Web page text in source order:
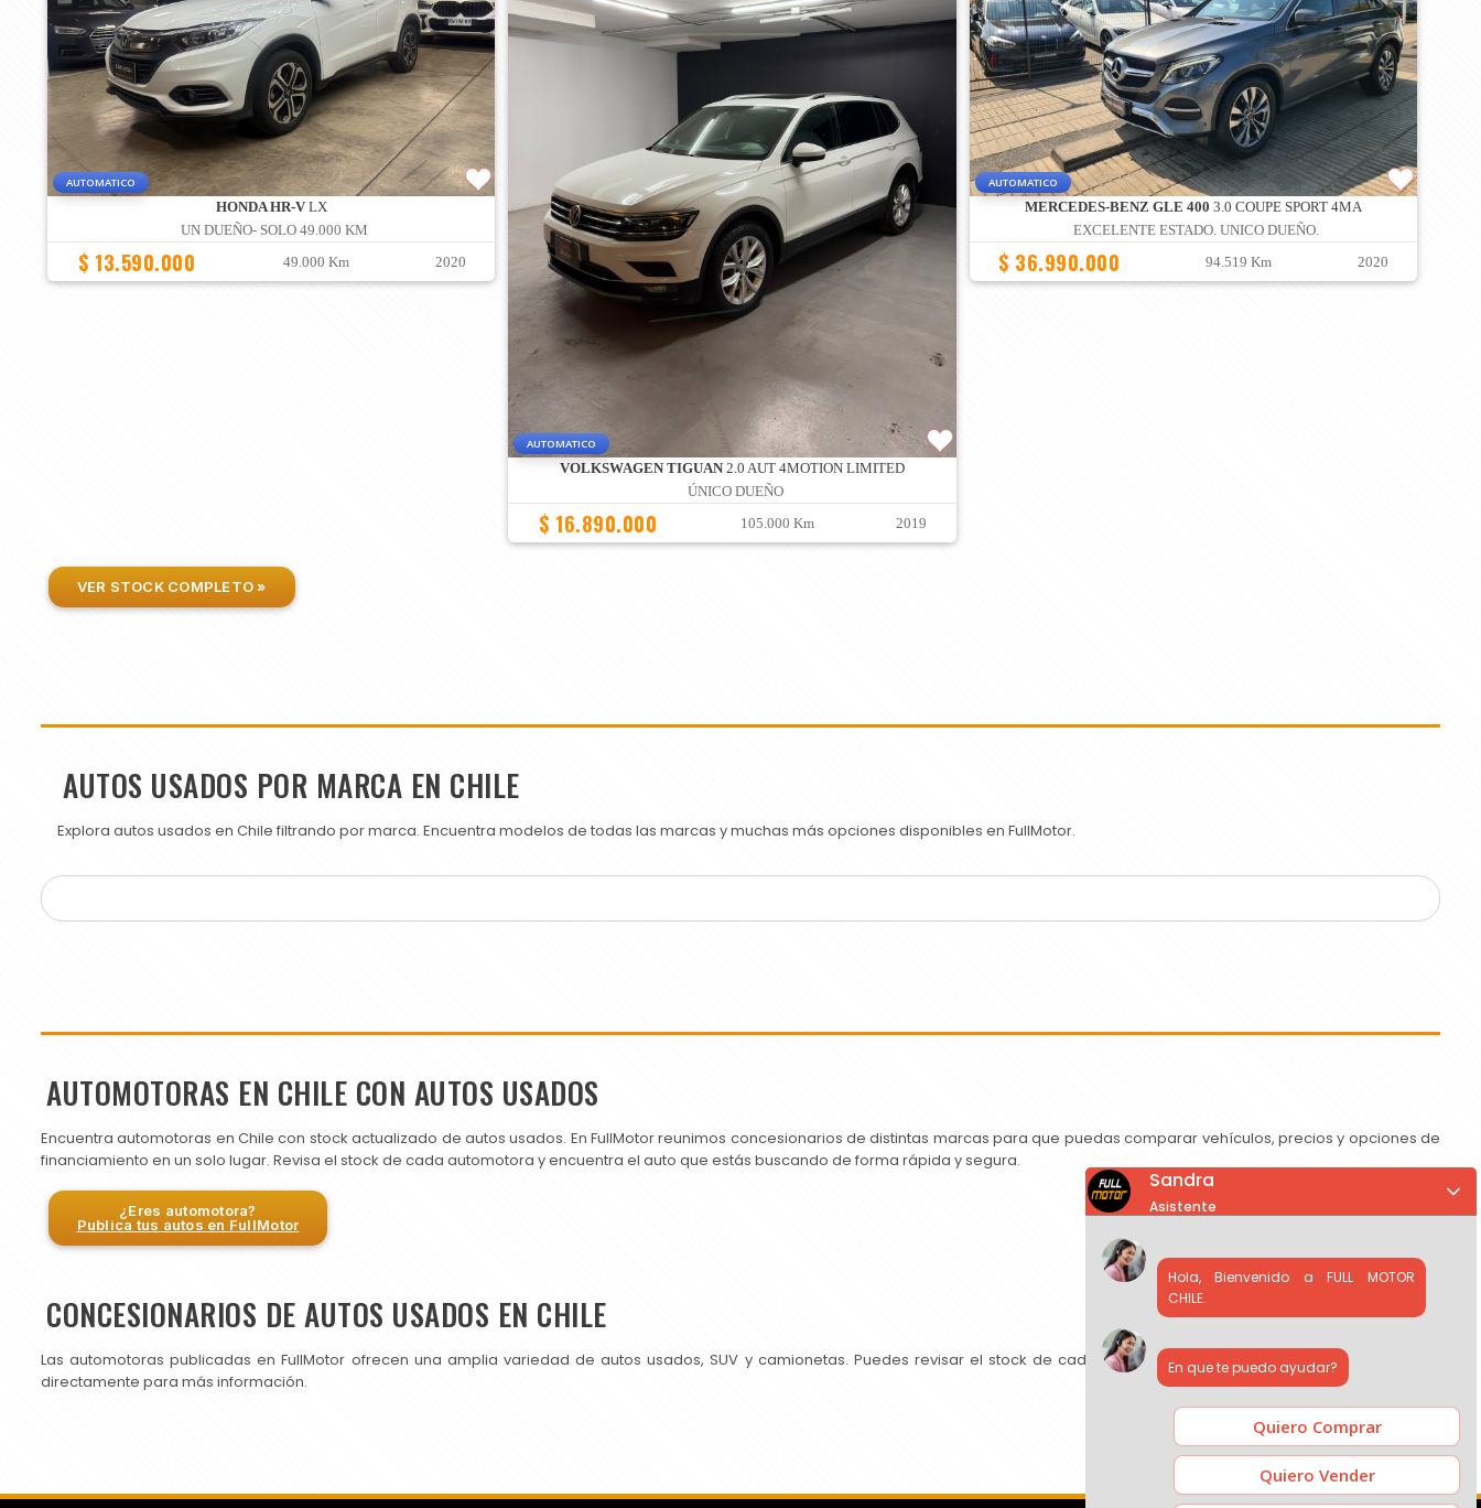
AUTOMATICO
HONDA HR-VLX
UN DUEÑO- SOLO 49.000 KM
$ 13.590.000 49.000 Km 2020
AUTOMATICO
VOLKSWAGEN TIGUAN 2.0 AUT 4MOTION LIMITED
ÚNICO DUEÑO
$ 16.890.000 105.000 Km 2019
AUTOMATICO
MERCEDES-BENZ GLE 400 3.0 COUPE SPORT 4MA
EXCELENTE ESTADO. UNICO DUEÑO.
$ 36.990.000 94.519 Km 2020
VER STOCK COMPLETO »
AUTOS USADOS POR MARCA EN CHILE
Explora autos usados en Chile filtrando por marca. Encuentra modelos de todas las marcas y muchas más opciones disponibles en FullMotor.
AUTOMOTORAS EN CHILE CON AUTOS USADOS
Encuentra automotoras en Chile con stock actualizado de autos usados. En FullMotor reunimos concesionarios de distintas marcas para que puedas comparar vehículos, precios y opciones de
financiamiento en un solo lugar. Revisa el stock de cada automotora y encuentra el auto que estás buscando de forma rápida y segura.
¿Eres automotora?
Publica tus autos en FullMotor
CONCESIONARIOS DE AUTOS USADOS EN CHILE
Las automotoras publicadas en FullMotor ofrecen una amplia variedad de autos usados, SUV y camionetas. Puedes revisar el stock de cada concesionario, comparar precios y contactar
directamente para más información.
Sandra
Asistente
Hola, Bienvenido a FULL MOTOR
CHILE.
En que te puedo ayudar?
Quiero Comprar
Quiero Vender